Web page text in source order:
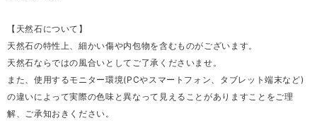
【天然石について】
天然石の特性上、細かい傷や内包物を含むものがございます。
天然石ならではの風合いとしてご了承くださいませ。
また、使用するモニター環境(PCやスマートフォン、タブレット端末など)
の違いによって実際の色味と異なって見えることがありますことをご理
解、ご承知おきください。